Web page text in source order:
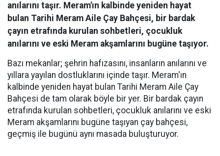
anılarını taşır. Meram'ın kalbinde yeniden hayat
bulan Tarihi Meram Aile Çay Bahçesi, bir bardak
çayın etrafında kurulan sohbetleri, çocukluk
anılarını ve eski Meram akşamlarını bugüne taşıyor.
Bazı mekanlar; şehrin hafızasını, insanların anılarını ve
yıllara yayılan dostluklarını içinde taşır. Meram'ın
kalbinde yeniden hayat bulan Tarihi Meram Aile Çay
Bahçesi de tam olarak böyle bir yer. Bir bardak çayın
etrafında kurulan sohbetleri, çocukluk anılarını ve eski
Meram akşamlarını bugüne taşıyan çay bahçesi,
geçmiş ile bugünü aynı masada buluşturuyor.